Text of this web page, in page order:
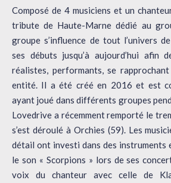
Composé de 4 musiciens et un
tribute de Haute-Marne dédié au
groupe s’influence de tout l’univers
ses débuts jusqu’à aujourd’hui afin
réalistes, performants, se
entité. Il a été créé en 2016 et est
ayant joué dans différents groupes
Lovedrive a récemment remporté le
s’est déroulé à Orchies (59). Les
détail ont investi dans des instruments
le son « Scorpions » lors de ses
voix du chanteur avec celle de